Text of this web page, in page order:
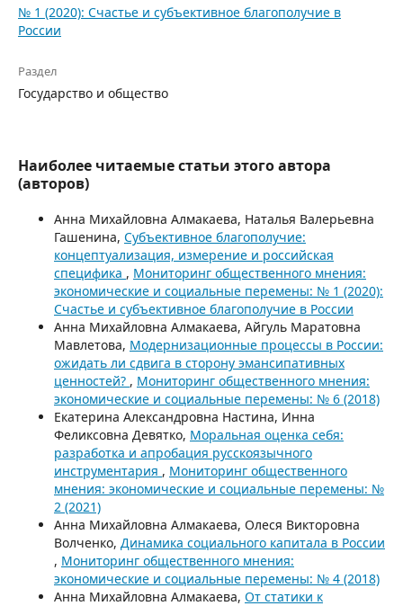
№ 1 (2020): Счастье и субъективное благополучие в
России
Раздел
Государство и общество
Наиболее читаемые статьи этого автора
(авторов)
Анна Михайловна Алмакаева, Наталья Валерьевна
Гашенина, Субъективное благополучие:
концептуализация, измерение и российская
специфика , Мониторинг общественного мнения:
экономические и социальные перемены: № 1 (2020):
Счастье и субъективное благополучие в России
Анна Михайловна Алмакаева, Айгуль Маратовна
Мавлетова, Модернизационные процессы в России:
ожидать ли сдвига в сторону эмансипативных
ценностей? , Мониторинг общественного мнения:
экономические и социальные перемены: № 6 (2018)
Екатерина Александровна Настина, Инна
Феликсовна Девятко, Моральная оценка себя:
разработка и апробация русскоязычного
инструментария , Мониторинг общественного
мнения: экономические и социальные перемены: №
2 (2021)
Анна Михайловна Алмакаева, Олеся Викторовна
Волченко, Динамика социального капитала в России
, Мониторинг общественного мнения:
экономические и социальные перемены: № 4 (2018)
Анна Михайловна Алмакаева, От статики к